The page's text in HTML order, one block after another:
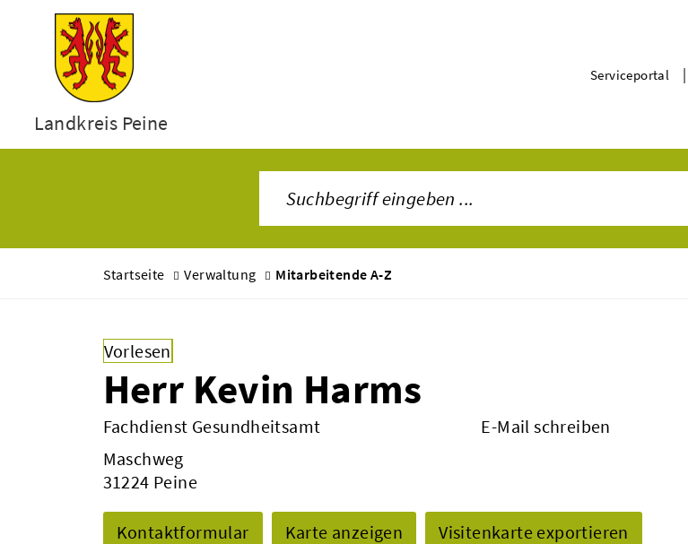
Landkreis Peine
Serviceportal |
Startseite Verwaltung Mitarbeitende A-Z
Vorlesen
Herr Kevin Harms
Fachdienst Gesundheitsamt
Maschweg
31224 Peine
E-Mail schreiben
Kontaktformular Karte anzeigen Visitenkarte exportieren